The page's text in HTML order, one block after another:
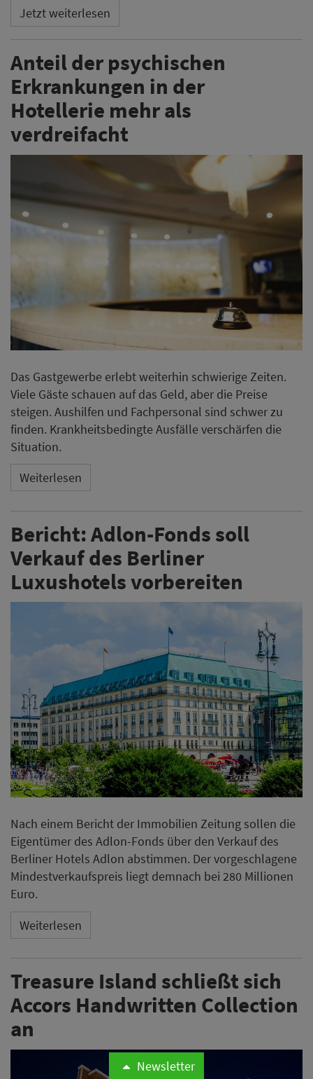
Jetzt weiterlesen
Anteil der psychischen
Erkrankungen in der
Hotellerie mehr als
verdreifacht
Das Gastgewerbe erlebt weiterhin schwierige Zeiten.
Viele Gäste schauen auf das Geld, aber die Preise
steigen. Aushilfen und Fachpersonal sind schwer zu
finden. Krankheitsbedingte Ausfälle verschärfen die
Situation.
Weiterlesen
Bericht: Adlon-Fonds soll
Verkauf des Berliner
Luxushotels vorbereiten
Nach einem Bericht der Immobilien Zeitung sollen die
Eigentümer des Adlon-Fonds über den Verkauf des
Berliner Hotels Adlon abstimmen. Der vorgeschlagene
Mindestverkaufspreis liegt demnach bei 280 Millionen
Euro.
Weiterlesen
Treasure Island schließt sich
Accors Handwritten Collection
an
Newsletter